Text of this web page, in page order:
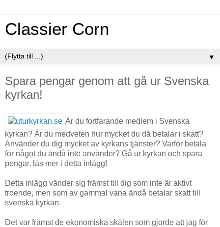
Classier Corn
▼
Spara pengar genom att gå ur Svenska
kyrkan!
Är du fortfarande medlem i Svenska
kyrkan? Är du medveten hur mycket du då betalar i skatt?
Använder du dig mycket av kyrkans tjänster? Varför betala
för något du ändå inte använder? Gå ur kyrkan och spara
pengar, läs mer i detta inlägg!
Detta inlägg vänder sig främst till dig som inte är aktivt
troende, men som av gammal vana ändå betalar skatt till
svenska kyrkan.
Det var främst de ekonomiska skälen som gjorde att jag för